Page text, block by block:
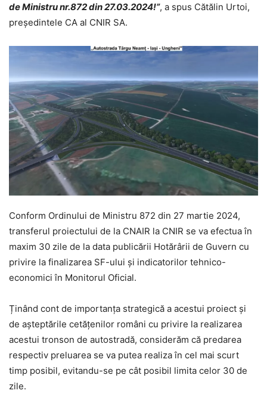
de Ministru nr.872 din 27.03.2024!”, a spus Cătălin Urtoi,
președintele CA al CNIR SA.
Conform Ordinului de Ministru 872 din 27 martie 2024,
transferul proiectului de la CNAIR la CNIR se va efectua în
maxim 30 zile de la data publicării Hotărârii de Guvern cu
privire la finalizarea SF-ului și indicatorilor tehnico-
economici în Monitorul Oficial.
Ținând cont de importanța strategică a acestui proiect și
de așteptările cetățenilor români cu privire la realizarea
acestui tronson de autostradă, considerăm că predarea
respectiv preluarea se va putea realiza în cel mai scurt
timp posibil, evitandu-se pe cât posibil limita celor 30 de
zile.